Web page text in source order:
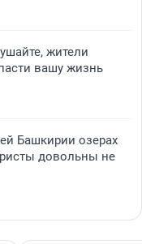
жители
вашу жизнь
Башкирии озерах
довольны не